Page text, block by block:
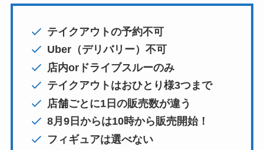
テイクアウトの予約不可
Uber（デリバリー）不可
店内orドライブスルーのみ
テイクアウトはおひとり様3つまで
店舗ごとに1日の販売数が違う
8月9日からは10時から販売開始！
フィギュアは選べない